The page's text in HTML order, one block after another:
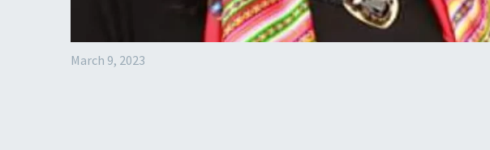
March 9, 2023